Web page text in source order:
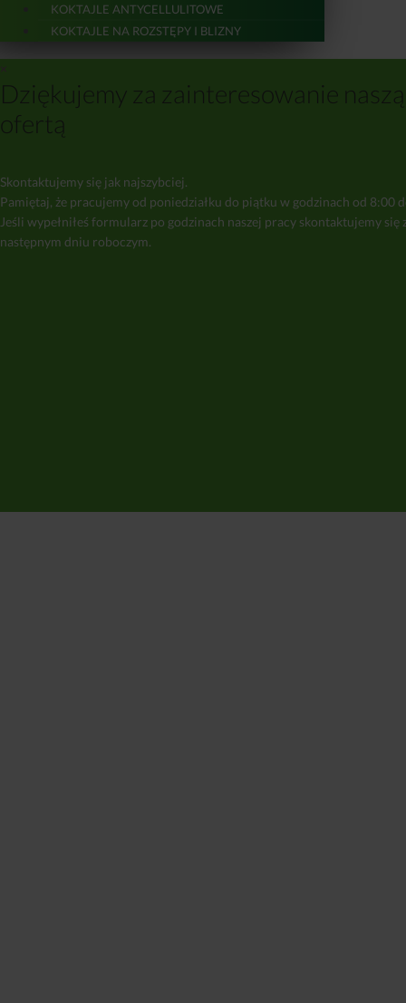
KOKTAJLE ANTYCELLULITOWE
KOKTAJLE NA ROZSTĘPY I BLIZNY
Dziękujemy za zainteresowanie naszą
ofertą
Skontaktujemy się jak najszybciej.
Pamiętaj, że pracujemy od poniedziałku do piątku w godzinach od 8:00
Jeśli wypełniłeś formularz po godzinach naszej pracy skontaktujemy się
następnym dniu roboczym.